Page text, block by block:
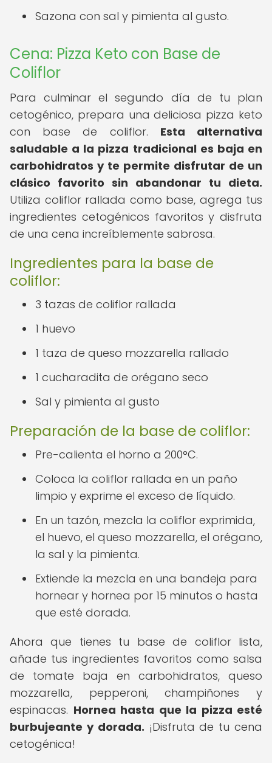
Sazona con sal y pimienta al gusto.
Cena: Pizza Keto con Base de
Coliflor
Para culminar el segundo día de tu plan
cetogénico, prepara una deliciosa pizza keto
con base de coliflor. Esta alternativa
saludable a la pizza tradicional es baja en
carbohidratos y te permite disfrutar de un
clásico favorito sin abandonar tu dieta.
Utiliza coliflor rallada como base, agrega tus
ingredientes cetogénicos favoritos y disfruta
de una cena increíblemente sabrosa.
Ingredientes para la base de
coliflor:
3 tazas de coliflor rallada
1 huevo
1 taza de queso mozzarella rallado
1 cucharadita de orégano seco
Sal y pimienta al gusto
Preparación de la base de coliflor:
Pre-calienta el horno a 200°C.
Coloca la coliflor rallada en un paño
limpio y exprime el exceso de líquido.
En un tazón, mezcla la coliflor exprimida,
el huevo, el queso mozzarella, el orégano,
la sal y la pimienta.
Extiende la mezcla en una bandeja para
hornear y hornea por 15 minutos o hasta
que esté dorada.
Ahora que tienes tu base de coliflor lista,
añade tus ingredientes favoritos como salsa
de tomate baja en carbohidratos, queso
mozzarella, pepperoni, champiñones y
espinacas. Hornea hasta que la pizza esté
burbujeante y dorada. ¡Disfruta de tu cena
cetogénica!